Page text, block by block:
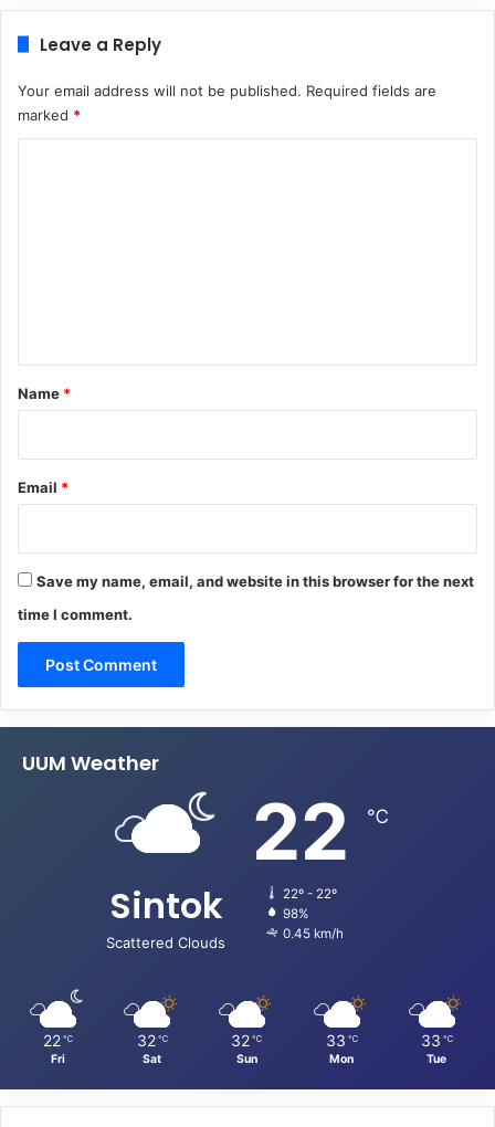
Leave a Reply
Your email address will not be published. Required fields are
marked *
*
Name *
Email *
Save my name, email, and website in this browser for the next
time I comment.
UUM Weather
Sintok
Scattered Clouds
22 ℃
22º - 22º
98%
0.45 km/h
22 ℃
Fri
32 ℃
Sat
32 ℃
Sun
33 ℃
Mon
33 ℃
Tue